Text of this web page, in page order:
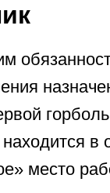
в
место